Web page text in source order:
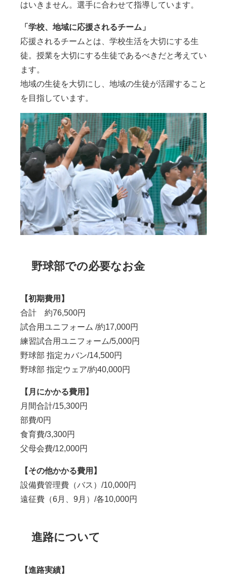
はいきません。選手に合わせて指導しています。
「学校、地域に応援されるチーム」
応援されるチームとは、学校生活を大切にする生
徒。授業を大切にする生徒であるべきだと考えてい
ます。
地域の生徒を大切にし、地域の生徒が活躍すること
を目指しています。
野球部での必要なお金
【初期費用】
合計 約76,500円
試合用ユニフォーム /約17,000円
練習試合用ユニフォーム/5,000円
野球部 指定カバン/14,500円
野球部 指定ウェア/約40,000円
【月にかかる費用】
月間合計/15,300円
部費/0円
食育費/3,300円
父母会費/12,000円
【その他かかる費用】
設備費管理費（バス）/10,000円
遠征費（6月、9月）/各10,000円
進路について
【進路実績】